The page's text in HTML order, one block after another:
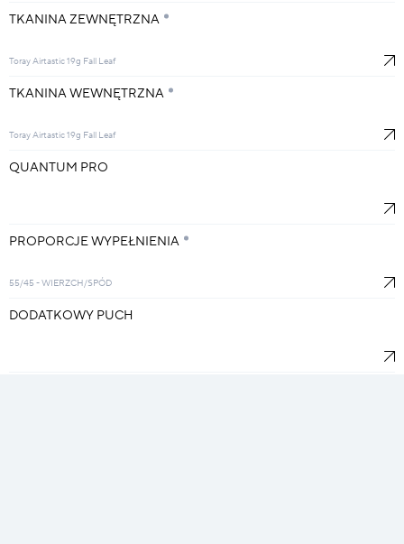
TKANINA ZEWNĘTRZNA
Toray Airtastic 19g Fall Leaf
TKANINA WEWNĘTRZNA
Toray Airtastic 19g Fall Leaf
QUANTUM PRO
PROPORCJE WYPEŁNIENIA
55/45 - WIERZCH/SPÓD
DODATKOWY PUCH